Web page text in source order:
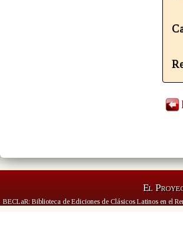
El
BECLaR: Biblioteca de Ediciones de Clásicos Latinos en el